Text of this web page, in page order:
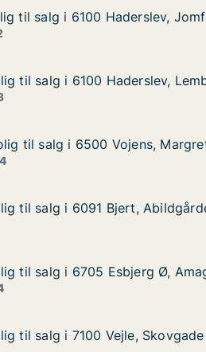
Haderslev, Jomfrustien
til salg i 6100 Haderslev,
til salg i 6100 Haderslev,
Haderslev, Lembckesvej
til salg i 6100 Haderslev,
til salg i 6100 Haderslev,
6500 Vojens, Margretheparken
til salg i 6500 Vojens,
til salg i 6500 Vojens,
6091 Bjert, Abildgården
til salg i 6091 Bjert,
til salg i 6091 Bjert,
6705 Esbjerg Ø, Amagervej
til salg i 6705 Esbjerg Ø,
til salg i 6705 Esbjerg Ø,
Vejle, Skovgade
til salg i 7100 Vejle, Skovgade
til salg i 7100 Vejle, Skovgade